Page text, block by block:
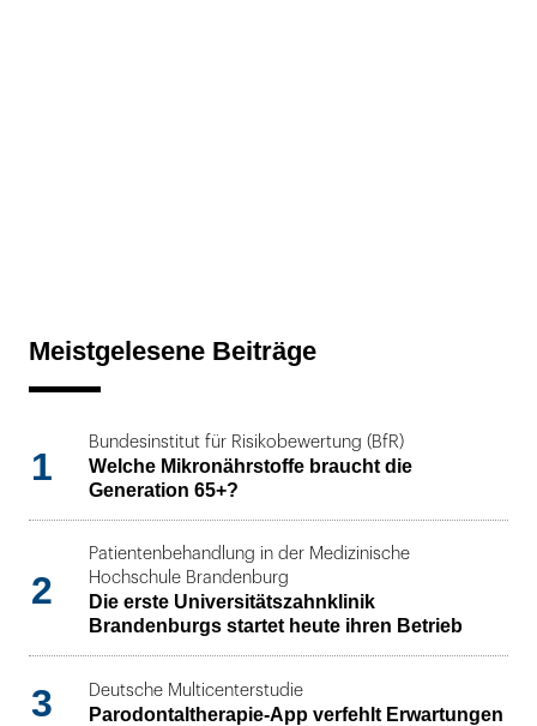
Meistgelesene Beiträge
1
Bundesinstitut für Risikobewertung (BfR)
Welche Mikronährstoffe braucht die
Generation 65+?
2
Patientenbehandlung in der Medizinische
Hochschule Brandenburg
Die erste Universitätszahnklinik
Brandenburgs startet heute ihren Betrieb
3 Deutsche Multicenterstudie
Parodontaltherapie-App verfehlt Erwartungen